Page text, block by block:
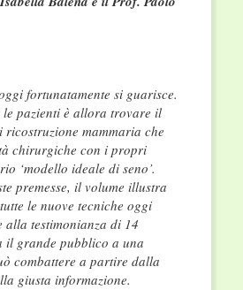
fortunatamente si guarisce.
pazienti è allora trovare il
mammaria che
chirurgiche con i propri
‘modello ideale di seno’.
premesse, il volume illustra
le nuove tecniche oggi
alla testimonianza di 14
il grande pubblico a una
combattere a partire dalla
giusta informazione.